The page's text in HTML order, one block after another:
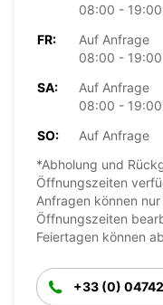
08:00 -
FR:
Auf Anfrage
08:00 -
SA:
Auf Anfrage
08:00 -
SO:
Auf Anfrage
*Abholung und
Öffnungszeiten
Anfragen können
Öffnungszeiten
Feiertagen können
+33 (0)